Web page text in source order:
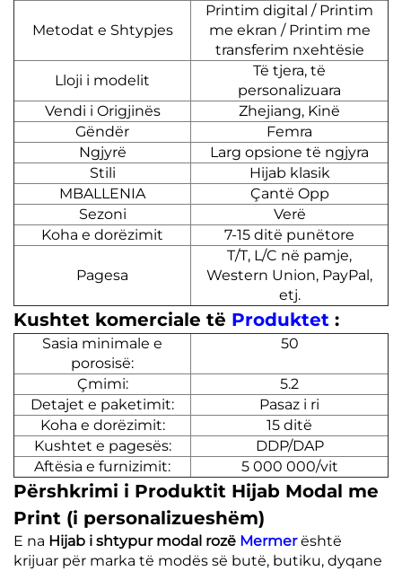
Metodat e Shtypjes
Printim digital / Printim
me ekran / Printim me
transferim nxehtësie
Lloji i modelit
Të tjera, të
personalizuara
Vendi i Origjinës
Zhejiang, Kinë
Gëndër
Femra
Ngjyrë
Larg opsione të ngjyra
Stili
Hijab klasik
MBALLENIA
Çantë Opp
Sezoni
Verë
Koha e dorëzimit
7-15 ditë punëtore
Pagesa
T/T, L/C në pamje,
Western Union, PayPal,
etj.
Kushtet komerciale të Produktet :
Sasia minimale e
porosisë:
50
Çmimi:
5.2
Detajet e paketimit:
Pasaz i ri
Koha e dorëzimit:
15 ditë
Kushtet e pagesës:
DDP/DAP
Aftësia e furnizimit:
5 000 000/vit
Përshkrimi i Produktit Hijab Modal me
Print (i personalizueshëm)
E na Hijab i shtypur modal rozë Mermerështë
krijuar për marka të modës së butë, butiku, dyqane